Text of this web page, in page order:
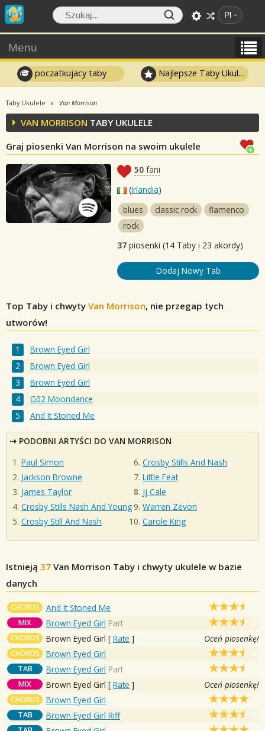
Pl
Menu
poczatkujacy taby Najlepsze Taby Ukulele
Taby Ukulele Van Morrison
VAN MORRISON TABY UKULELE
Graj piosenki Van Morrison na swoim ukulele
50 fani
(Irlandia)
blues
classic rock
flamenco
rock
37 piosenki (14 Taby i 23 akordy)
Dodaj Nowy Tab
Top Taby i chwyty Van Morrison, nie przegap tych
utworów!
Brown Eyed Girl
Brown Eyed Girl
Brown Eyed Girl
G02 Moondance
And It Stoned Me
PODOBNI ARTYŚCI DO VAN MORRISON
Paul Simon
Jackson Browne
James Taylor
Crosby Stills Nash And Young
Crosby Still And Nash
Crosby Stills And Nash
Little Feat
Jj Cale
Warren Zevon
Carole King
Istnieją 37 Van Morrison Taby i chwyty ukulele w bazie
danych
CHORDS And It Stoned Me
MIX Brown Eyed Girl Part
CHORDS Brown Eyed Girl [ Rate ] Oceń piosenkę!
CHORDS Brown Eyed Girl
TAB Brown Eyed Girl Part
MIX Brown Eyed Girl [ Rate ] Oceń piosenkę!
CHORDS Brown Eyed Girl
TAB Brown Eyed Girl Riff